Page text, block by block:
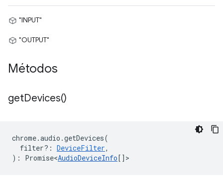
"INPUT"
"OUTPUT"
Métodos
getDevices()
chrome.audio .getDevices(
filter? : DeviceFilter,
) : Promise<AudioDeviceInfo[] >